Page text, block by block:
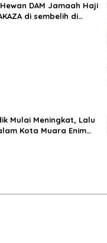
DAM Jamaah Haji
di sembelih di
Mulai Meningkat, Lalu
Kota Muara Enim